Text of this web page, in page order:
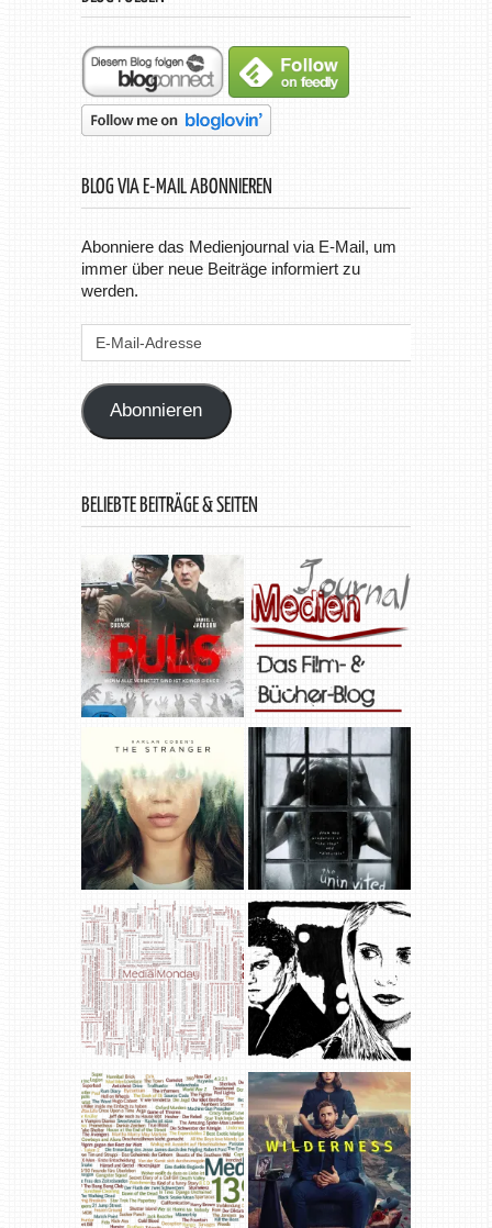
BLOG VIA E-MAIL ABONNIEREN
Abonniere das Medienjournal via E-Mail, um
immer über neue Beiträge informiert zu
werden.
Abonnieren
BELIEBTE BEITRÄGE & SEITEN